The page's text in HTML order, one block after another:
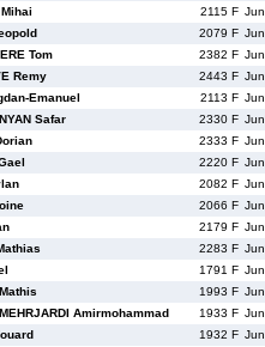
2115 F
2079 F
Tom 2382 F
Remy 2443 F
Emanuel 2113 F
Safar 2330 F
2333 F
2220 F
2082 F
2066 F
2179 F
2283 F
1791 F
1993 F
Amirmohammad 1933 F
1932 F